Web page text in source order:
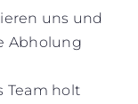
uns und
Abholung
Team holt